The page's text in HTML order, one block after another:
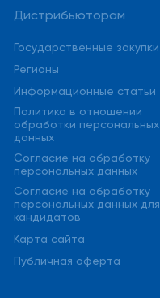
Дистрибьюторам
Государственные закупки
Регионы
Информационные статьи
Политика в отношении
обработки персональных
данных
Cогласие на обработку
персональных данных
Cогласие на обработку
персональных данных для
кандидатов
Карта сайта
Публичная оферта